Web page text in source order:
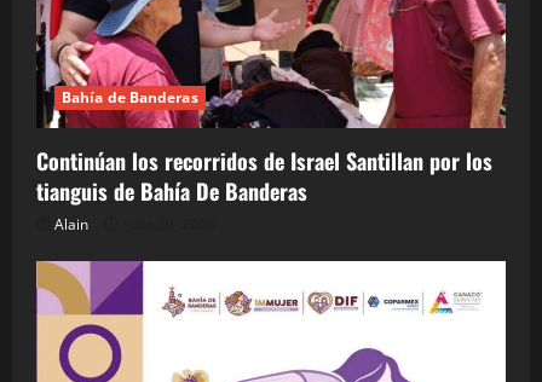
Bahía de Banderas
Continúan los recorridos de Israel Santillan por los
tianguis de Bahía De Banderas
Alain